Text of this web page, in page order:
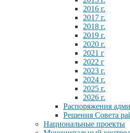
2016 г.
2017 г.
2018 г.
2019 г.
2020 г.
2021 г
2022 г
2023 г.
2024 г.
2025 г.
2026 г.
Распоряжения
Решения Совета
Национальные проекты